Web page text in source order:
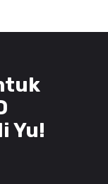
Yu!